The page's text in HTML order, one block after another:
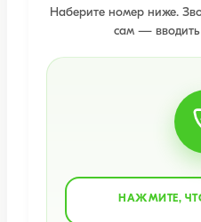
Наберите номер ниже.
сам — вводить
НАЖМИТЕ,